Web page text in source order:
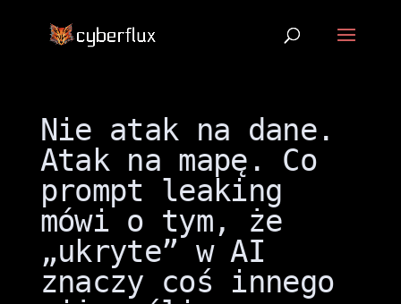
Nie atak na dane.
Atak na mapę. Co
prompt leaking
mówi o tym, że
„ukryte” w AI
znaczy coś innego